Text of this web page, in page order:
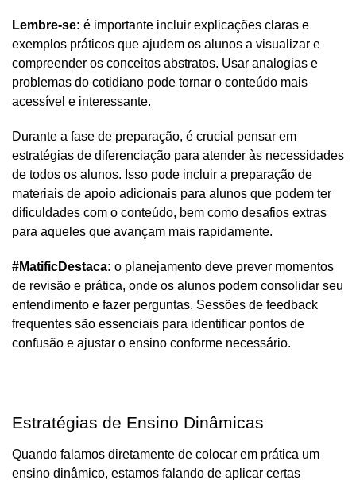
Lembre-se: é importante incluir explicações claras e
exemplos práticos que ajudem os alunos a visualizar e
compreender os conceitos abstratos. Usar analogias e
problemas do cotidiano pode tornar o conteúdo mais
acessível e interessante.
Durante a fase de preparação, é crucial pensar em
estratégias de diferenciação para atender às necessidades
de todos os alunos. Isso pode incluir a preparação de
materiais de apoio adicionais para alunos que podem ter
dificuldades com o conteúdo, bem como desafios extras
para aqueles que avançam mais rapidamente.
#MatificDestaca: o planejamento deve prever momentos
de revisão e prática, onde os alunos podem consolidar seu
entendimento e fazer perguntas. Sessões de feedback
frequentes são essenciais para identificar pontos de
confusão e ajustar o ensino conforme necessário.
Estratégias de Ensino Dinâmicas
Quando falamos diretamente de colocar em prática um
ensino dinâmico, estamos falando de aplicar certas